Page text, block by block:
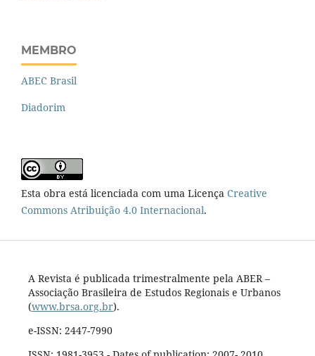
MEMBRO
ABEC Brasil
Diadorim
Esta obra está licenciada com uma Licença Creative
Commons Atribuição 4.0 Internacional.
A Revista é publicada trimestralmente pela ABER –
Associação Brasileira de Estudos Regionais e Urbanos
(www.brsa.org.br).
e-ISSN: 2447-7990